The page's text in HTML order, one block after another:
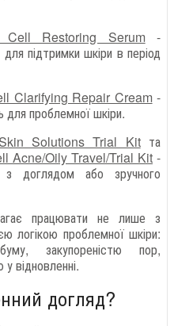
Restoring Serum-
підтримки шкіри в період
Clarifying Repair Cream-
для проблемної шкіри.
Solutions Trial Kitта
Acne/Oily Travel/Trial Kit -
доглядом або зручного
працювати не лише з
логікою проблемної шкіри:
закупореністю пор,
відновленні.
догляд?